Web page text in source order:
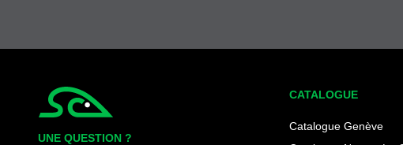
UNE QUESTION ?
CATALOGUE
Catalogue Genève